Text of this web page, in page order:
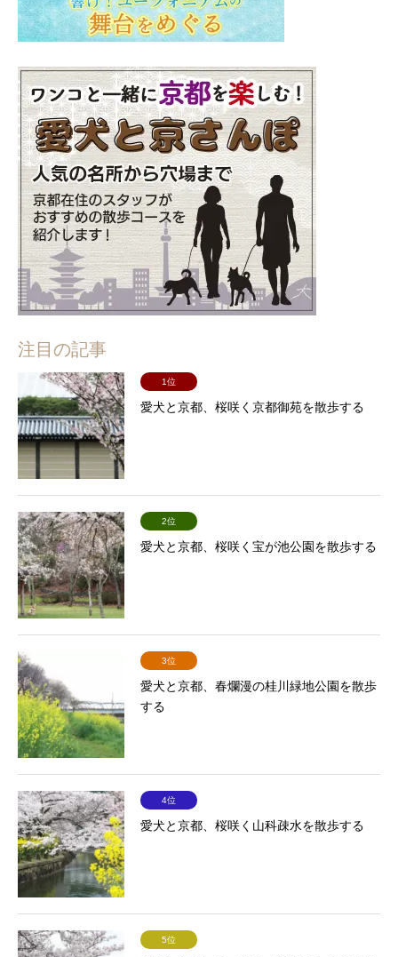
注目の記事
1位
愛犬と京都、桜咲く京都御苑を散歩する
2位
愛犬と京都、桜咲く宝が池公園を散歩する
3位
愛犬と京都、春爛漫の桂川緑地公園を散歩
する
4位
愛犬と京都、桜咲く山科疎水を散歩する
5位